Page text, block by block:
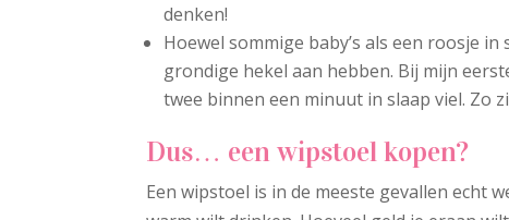
denken!
Hoewel sommige baby’s als een roosje
grondige hekel aan hebben. Bij mijn
twee binnen een minuut in slaap viel. Zo
Dus… een wipstoel kopen?
Een wipstoel is in de meeste gevallen echt